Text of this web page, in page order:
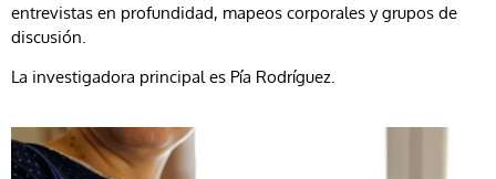
entrevistas en profundidad, mapeos corporales y grupos de
discusión.
La investigadora principal es Pía Rodríguez.